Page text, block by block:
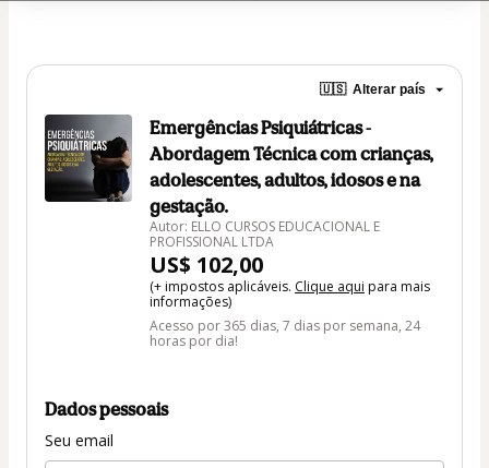
🇺🇸 Alterar país
Emergências Psiquiátricas -
Abordagem Técnica com crianças,
adolescentes, adultos, idosos e na
gestação.
Autor: ELLO CURSOS EDUCACIONAL E
PROFISSIONAL LTDA
US$ 102,00
(+ impostos aplicáveis. Clique aqui para mais
informações)
Acesso por 365 dias, 7 dias por semana, 24
horas por dia!
Dados pessoais
Seu email